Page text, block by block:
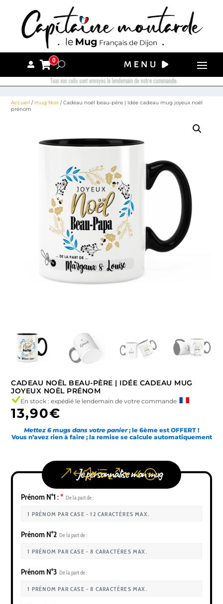
0
Tous nos colis sont envoyés le lendemain de votre commande.
Accueil / mug Noir / Cadeau noël beau-père | Idée cadeau mug joyeux noël
prénom
CADEAU NOËL BEAU-PÈRE | IDÉE CADEAU MUG
JOYEUX NOËL PRÉNOM
En stock : expédié le lendemain de votre commande
13,90€
Mettez 6 mugs dans votre panier; le 6ème est OFFERT !
Vous n’avez rien à faire ; la remise se calcule automatiquement
Je personnalise mon mug
Prénom N°1 :* De la part de :
Prénom N°2 De la part de :
Prénom N°3 De la part de :